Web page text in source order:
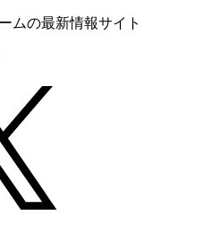
ムの最新情報サイト